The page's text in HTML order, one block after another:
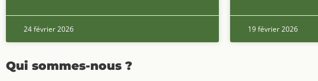
24 février 2026 19 février 2026
Qui sommes-nous ?